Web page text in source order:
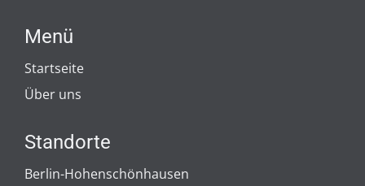
Menü
Startseite
Über uns
Standorte
Berlin-Hohenschönhausen